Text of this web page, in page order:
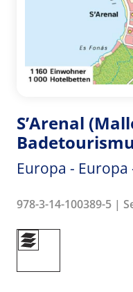
S’Arenal
Europa -
978-3-14-100389-5 |